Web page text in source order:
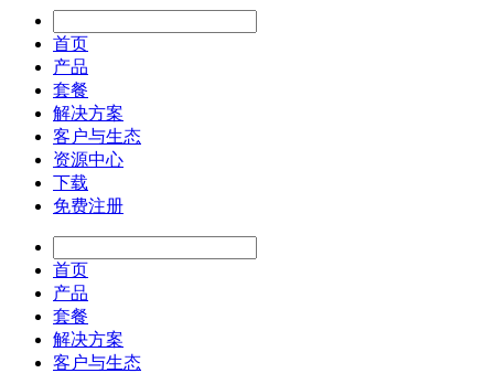
首页
产品
套餐
解决方案
客户与生态
资源中心
下载
免费注册
首页
产品
套餐
解决方案
客户与生态